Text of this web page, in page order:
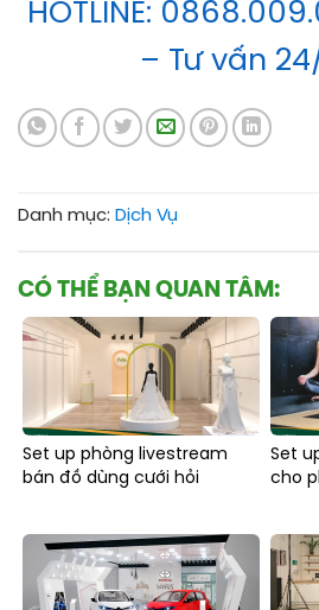
HOTLINE:
– Tư vấn
Danh mục: Dịch Vụ
CÓ THỂ BẠN QUAN TÂM:
Set up phòng livestream
bán đồ dùng cưới hỏi
Set
cho